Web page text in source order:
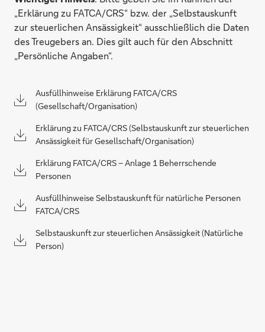
„Erklärung zu FATCA/CRS“ bzw. der „Selbstauskunft
zur steuerlichen Ansässigkeit“ ausschließlich die Daten
des Treugebers an. Dies gilt auch für den Abschnitt
„Persönliche Angaben“.
Ausfüllhinweise Erklärung FATCA/CRS
(Gesellschaft/Organisation)
Erklärung zu FATCA/CRS (Selbstauskunft zur steuerlichen
Ansässigkeit für Gesellschaft/Organisation)
Erklärung FATCA/CRS – Anlage 1 Beherrschende
Personen
Ausfüllhinweise Selbstauskunft für natürliche Personen
FATCA/CRS
Selbstauskunft zur steuerlichen Ansässigkeit (Natürliche
Person)